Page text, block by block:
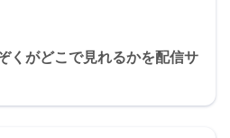
くがどこで見れるかを配信サ